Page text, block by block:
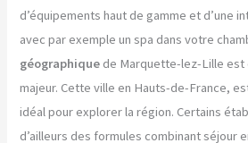
d’équipements haut de gamme et d’une
avec par exemple un spa dans votre
géographique de Marquette-lez-Lille est
majeur. Cette ville en Hauts-de-France,
idéal pour explorer la région. Certains
d’ailleurs des formules combinant séjour